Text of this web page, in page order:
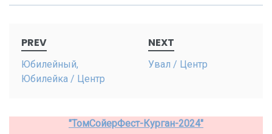
navigation
PREV
Юбилейный,
Юбилейка / Центр
NEXT
Увал / Центр
"ТомСойерФест-Курган-2024"